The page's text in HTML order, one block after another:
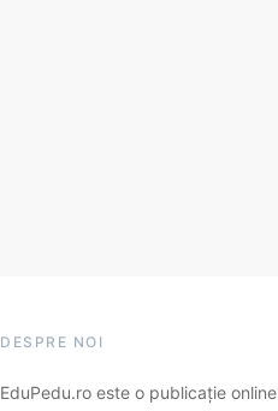
DESPRE NOI
EduPedu.ro este o publicație online